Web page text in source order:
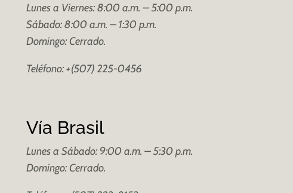
Lunes a Viernes: 8:00 a.m. – 5:00 p.m.
Sábado: 8:00 a.m. – 1:30 p.m.
Domingo: Cerrado.
Teléfono: +(507) 225-0456
Vía Brasil
Lunes a Sábado: 9:00 a.m. – 5:30 p.m.
Domingo: Cerrado.